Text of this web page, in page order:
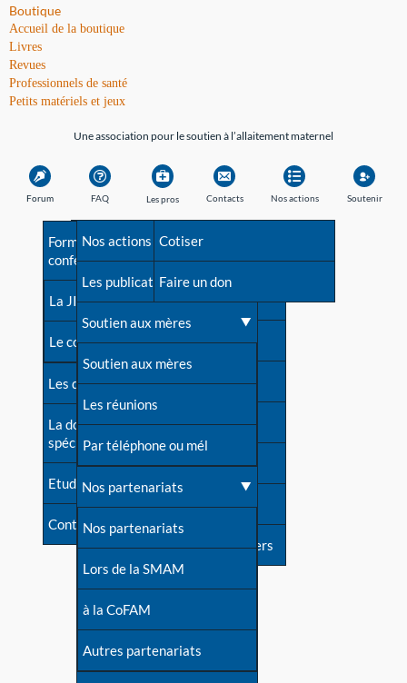
Boutique
Accueil de la boutique
Livres
Revues
Professionnels de santé
Petits matériels et jeux
Une association pour le soutien à l’allaitement maternel
Forum FAQ
Avant la naissance
Les débuts
Une difficulté d'allaitement ?
Cas particuliers
Mythes et vérités
Devenir animatrice ?
Une question sur le site
Les pros
Formations et
conférences
La JIA
Le congrès
Les dossiers de l'allaitement
La documentation
spécialisée
Etudes récentes
Contact
Contacts
Besoin d'aide?
Répertoire de tous les
contacts
Contact presse
Dossier de presse
Soutenir LLL
Livre d'or
Forum
S'inscrire à nos newsletters
Nos actions
Nos actions
Les publications
Soutien aux mères
Soutien aux mères
Les réunions
Par téléphone ou mél
Nos partenariats
Nos partenariats
Lors de la SMAM
à la CoFAM
Autres partenariats
Soutenir
Cotiser
Faire un don